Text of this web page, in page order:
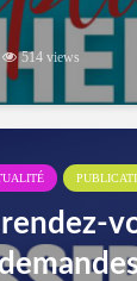
514 views